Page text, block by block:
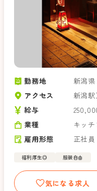
勤務地
新潟
アクセス
新潟
給与
業種
キッ
雇用形態
正社員
福利厚生◎ 服装自由
気になる求人